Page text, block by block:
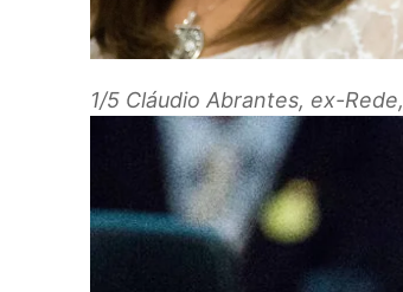
1/5 Cláudio Abrantes, ex-